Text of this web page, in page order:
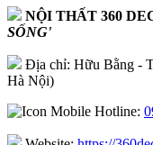
NỘI THẤT 360
SỐNG'
Địa chỉ: Hữu Bằng -
Hà Nội)
Hotline: